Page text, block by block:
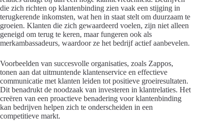
die zich richten op klantenbinding zien vaak een stijging in
terugkerende inkomsten, wat hen in staat stelt om duurzaam te
groeien. Klanten die zich gewaardeerd voelen, zijn niet alleen
geneigd om terug te keren, maar fungeren ook als
merkambassadeurs, waardoor ze het bedrijf actief aanbevelen.
Voorbeelden van succesvolle organisaties, zoals Zappos,
tonen aan dat uitmuntende klantenservice en effectieve
communicatie met klanten leiden tot positieve groeiresultaten.
Dit benadrukt de noodzaak van investeren in klantrelaties. Het
creëren van een proactieve benadering voor klantenbinding
kan bedrijven helpen zich te onderscheiden in een
competitieve markt.